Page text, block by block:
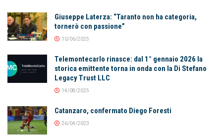
Giuseppe Laterza: “Taranto non ha categoria,
tornerò con passione”
10/06/2025
Telemontecarlo rinasce: dal 1° gennaio 2026 la
storica emittente torna in onda con la Di Stefano
Legacy Trust LLC
14/08/2025
Catanzaro, confermato Diego Foresti
26/04/2023